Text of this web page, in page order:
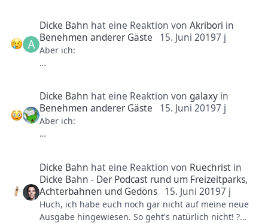
"Randalieren" im Movie Park auch einfach günstiger.
Subjektive Wahrnehmung: Wir dürfen nicht
vergessen, dass wir im Phantasialand auch unsere
diesem Forum gibt es einen Thread, der nur diesem
Thema gewidmet ist. Auch hier wäre es einfach alle
Probleme aufs lokale Publikum zu schieben.
bei uns wird es nicht in dem Maße auf die Region
geschoben wie in Bottrop. Warum? Weil "der
Rheinländer" trotz allem noch ein besseres Image
hat?
Man darf auch nicht vergessen, dass wir mit den
Dicke Bahn hat eine Reaktion vonAkribori in
Benehmen anderer Gäste
15. Juni 20197 j
Aber ich:
Dicke Bahn hat eine Reaktion vongalaxy in
Benehmen anderer Gäste
15. Juni 20197 j
Aber ich:
Dicke Bahn hat eine Reaktion von Ruechrist in
Dicke Bahn - Der Podcast rund um Freizeitparks,
Achterbahnen und Gedöns
15. Juni 20197 j
Huch, ich habe euch noch gar nicht auf meine neue
Ausgabe hingewiesen. So geht's natürlich nicht! ?